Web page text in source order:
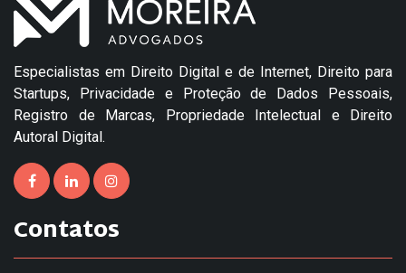
Especialistas em Direito Digital e de Internet, Direito para
Startups, Privacidade e Proteção de Dados Pessoais,
Registro de Marcas, Propriedade Intelectual e Direito
Autoral Digital.
Contatos